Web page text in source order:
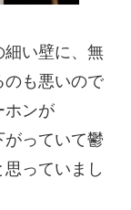
細い壁に、無
のも悪いので
ホンが
がっていて鬱
っていまし